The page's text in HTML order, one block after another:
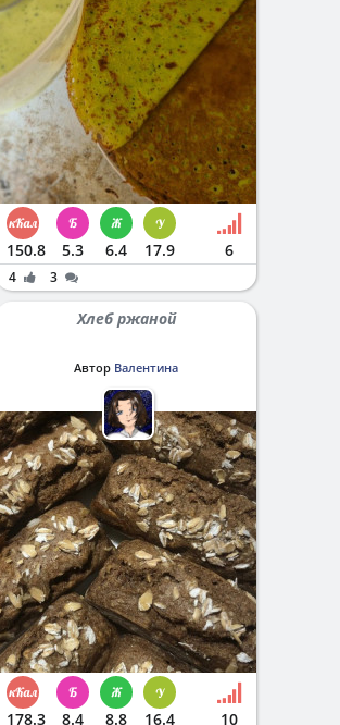
150.8 5.3 6.4 17.9 6
4 3
Хлеб ржаной
Автор Валентина
178.3 8.4 8.8 16.4 10